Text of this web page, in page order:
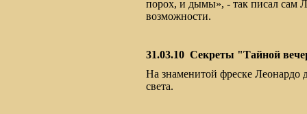
порох, и дымы», - так писал сам
возможности.
31.03.10 Секреты "Тайной
На знаменитой фреске Леонардо
света.